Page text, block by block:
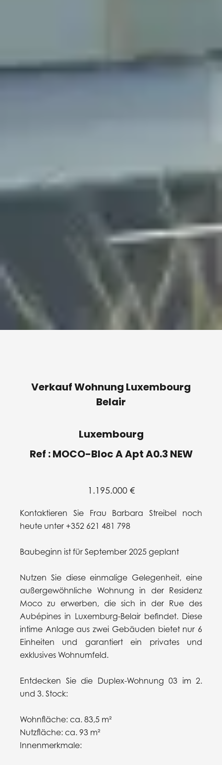
Verkauf Wohnung Luxembourg
Belair
Luxembourg
Ref : MOCO-Bloc A Apt A0.3 NEW
1.195.000 €
Kontaktieren Sie Frau Barbara Streibel noch
heute unter +352 621 481 798
Baubeginn ist für September 2025 geplant
Nutzen Sie diese einmalige Gelegenheit, eine
außergewöhnliche Wohnung in der Residenz
Moco zu erwerben, die sich in der Rue des
Aubépines in Luxemburg-Belair befindet. Diese
intime Anlage aus zwei Gebäuden bietet nur 6
Einheiten und garantiert ein privates und
exklusives Wohnumfeld.
Entdecken Sie die Duplex-Wohnung 03 im 2.
und 3. Stock:
Wohnfläche: ca. 83,5 m²
Nutzfläche: ca. 93 m²
Innenmerkmale: